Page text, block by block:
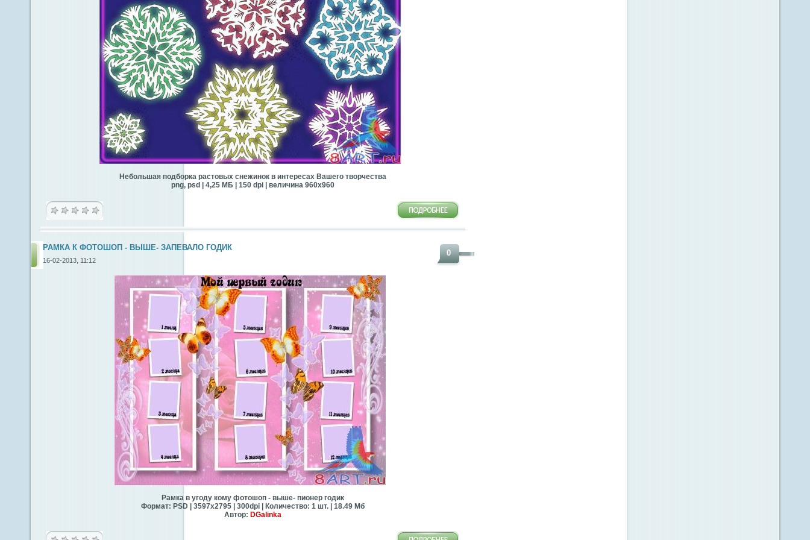
Небольшая подборка растовых снежинок в интересах Вашего творчества
png, psd | 4,25 МБ | 150 dpi | величина 960х960
0
РАМКА К ФОТОШОП - ВЫШЕ- ЗАПЕВАЛО ГОДИК
16-02-2013, 11:12
Рамка в угоду кому фотошоп - выше- пионер годик
Формат: PSD | 3597х2795 | 300dpi | Количество: 1 шт. | 18.49 Мб
Автор: DGalinka